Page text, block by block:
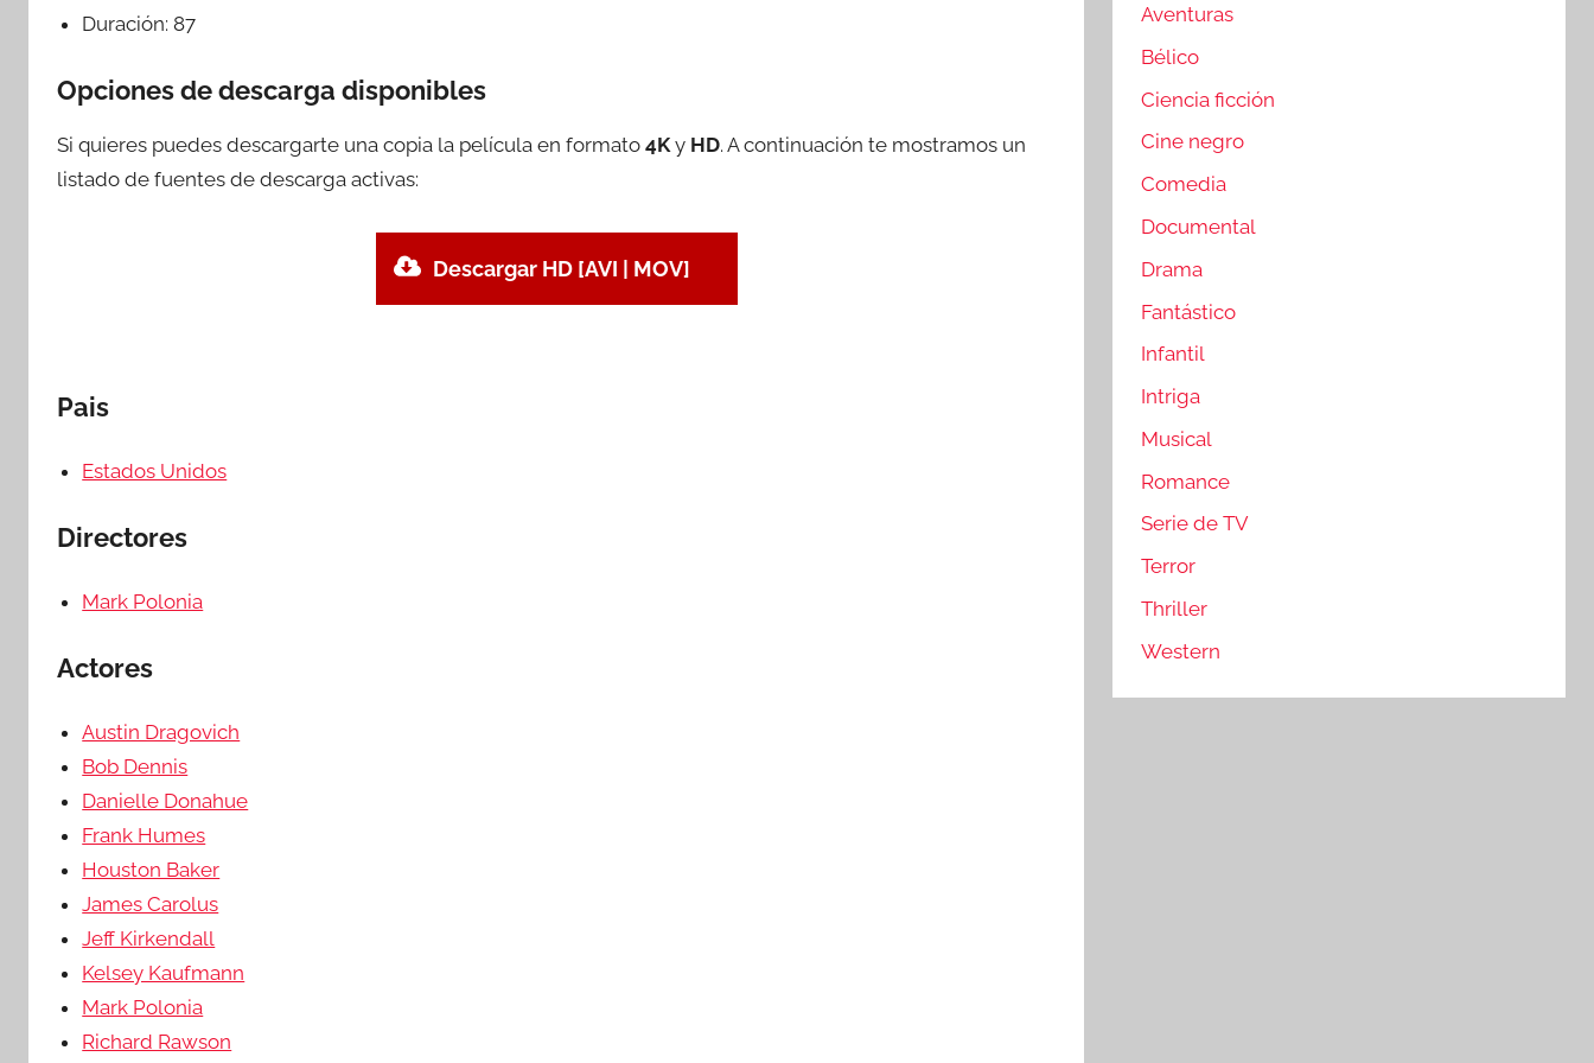
Duración:87
Opciones de descarga disponibles
Si quieres puedes descargarte una copia la película en formato 4K y HD. A continuación te mostramos un
listado de fuentes de descarga activas:
Descargar HD [AVI | MOV]
Pais
Estados Unidos
Directores
Mark Polonia
Actores
Austin Dragovich
Bob Dennis
Danielle Donahue
Frank Humes
Houston Baker
James Carolus
Jeff Kirkendall
Kelsey Kaufmann
Mark Polonia
Richard Rawson
Aventuras
Bélico
Ciencia ficción
Cine negro
Comedia
Documental
Drama
Fantástico
Infantil
Intriga
Musical
Romance
Serie de TV
Terror
Thriller
Western